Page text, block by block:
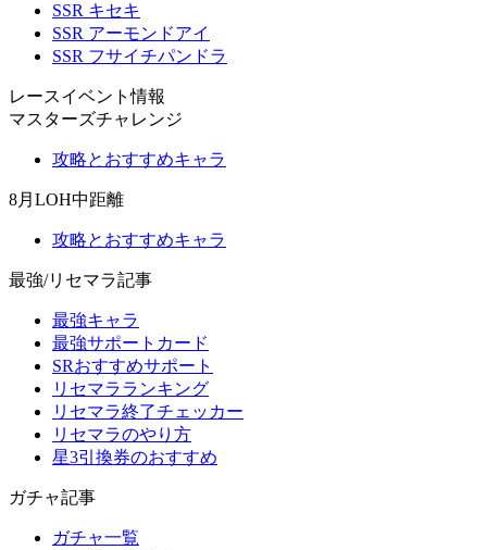
SSR キセキ
SSR アーモンドアイ
SSR フサイチパンドラ
レースイベント情報
マスターズチャレンジ
攻略とおすすめキャラ
8月LOH中距離
攻略とおすすめキャラ
最強/リセマラ記事
最強キャラ
最強サポートカード
SRおすすめサポート
リセマラランキング
リセマラ終了チェッカー
リセマラのやり方
星3引換券のおすすめ
ガチャ記事
ガチャ一覧